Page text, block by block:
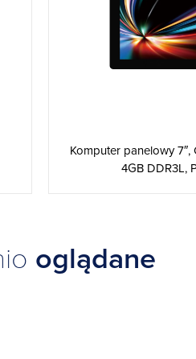
Komputer panelowy
4GB DDR3L,
oglądane